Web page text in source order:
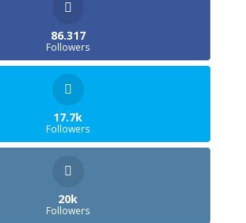
86.317
Followers
17.7k
Followers
20k
Followers